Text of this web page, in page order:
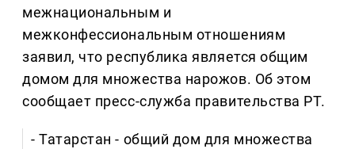
межнациональным и
межконфессиональным отношениям
заявил, что республика является общим
домом для множества нарожов. Об этом
сообщает пресс-служба правительства РТ.
- Татарстан - общий дом для множества